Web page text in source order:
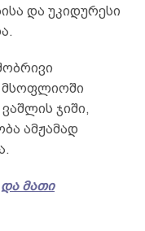
და უკიდურესი
მსოფლიოში
ჯიში,
ამჟამად
მათი